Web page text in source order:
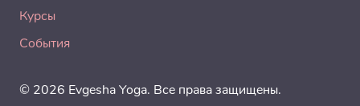
Курсы
События
© 2026 Evgesha Yoga. Все права защищены.